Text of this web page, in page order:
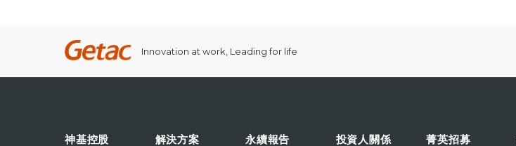
Innovation at work, Leading for life
神基控股 解決方案 永續報告 投資人關係 菁英招募